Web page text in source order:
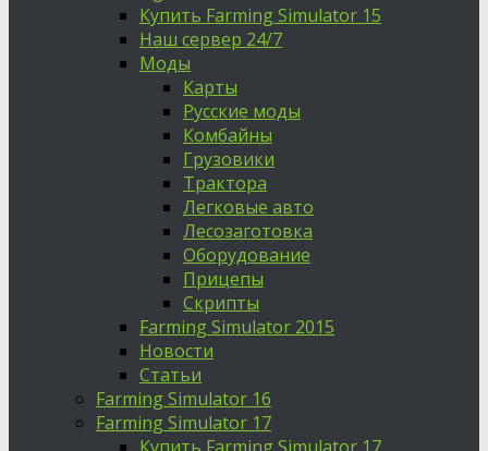
Купить Farming Simulator 15
Наш сервер 24/7
Моды
Карты
Русские моды
Комбайны
Грузовики
Трактора
Легковые авто
Лесозаготовка
Оборудование
Прицепы
Скрипты
Farming Simulator 2015
Новости
Статьи
Farming Simulator 16
Farming Simulator 17